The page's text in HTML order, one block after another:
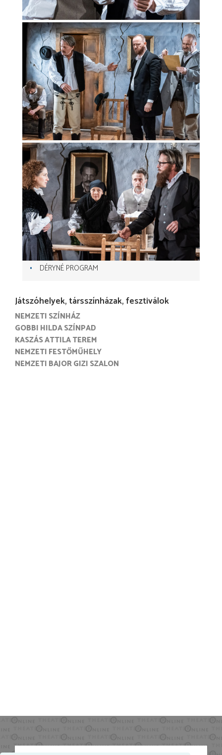
DÉRYNÉ PROGRAM
Játszóhelyek, társszínházak, fesztiválok
NEMZETI SZÍNHÁZ
GOBBI HILDA SZÍNPAD
KASZÁS ATTILA TEREM
NEMZETI FESTŐMŰHELY
NEMZETI BAJOR GIZI SZALON